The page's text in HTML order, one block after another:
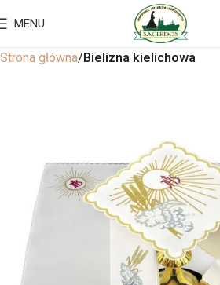
MENU
Strona główna Bielizna kielichowa